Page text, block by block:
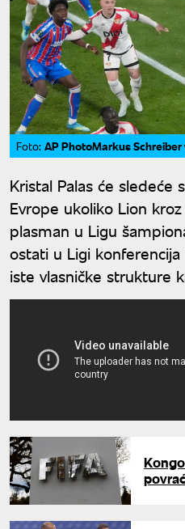
Foto: AP PhotoMarkus Schreiber
Kristal Palas će sledeće
Evrope ukoliko Lion
plasman u Ligu
ostati u Ligi
iste vlasničke strukture